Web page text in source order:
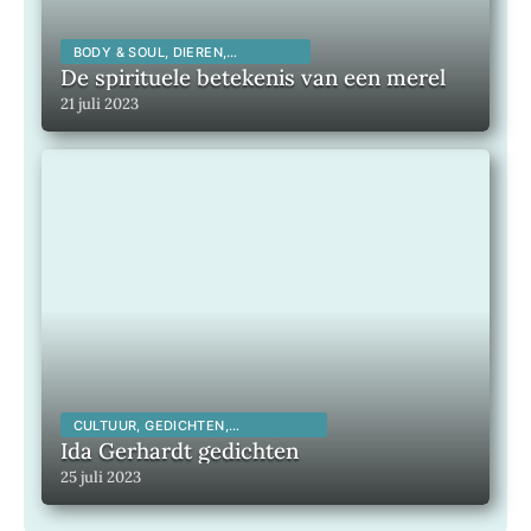
BODY & SOUL, DIEREN,
SPIRITUALITEIT,
De spirituele betekenis van een merel
21 juli 2023
CULTUUR, GEDICHTEN,
INSPIRERENDE KUNSTENAARS,
INSPIRERENDE MENSEN,
LITERATUUR, MAATSCHAPPELIJK,
Ida Gerhardt gedichten
25 juli 2023